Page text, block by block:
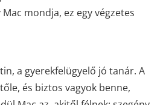
mondja, ez egy végzetes
a gyerekfelügyelő jó tanár. A
és biztos vagyok benne,